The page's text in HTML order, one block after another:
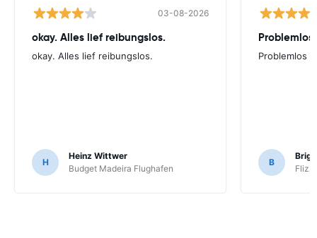
03-08-2026
okay. Alles lief reibungslos.
okay. Alles lief reibungslos.
H
Heinz Wittwer
Budget Madeira Flughafen
Problemlos
Problemlos
B